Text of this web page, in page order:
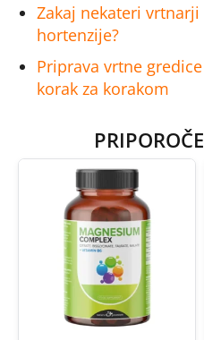
Zakaj nekateri
hortenzije?
Priprava vrtne
korak za korakom